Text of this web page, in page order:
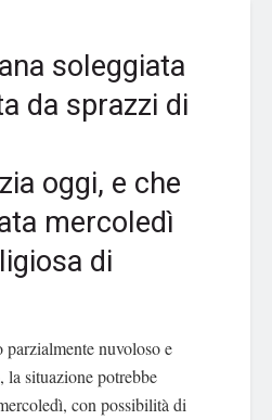
soleggiata
da sprazzi di
oggi, e che
mercoledì
di
nuvoloso e
situazione potrebbe
con possibilità di